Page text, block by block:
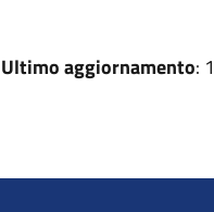
Ultimo aggiornamento: